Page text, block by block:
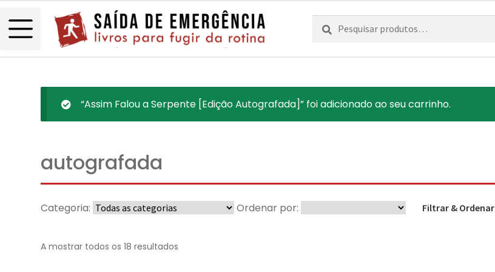
Pesquisar
por:
Pesquisa
“Assim Falou a Serpente [Edição Autografada]” foi adicionado ao seu carrinho.
autografada
Categoria: Ordenar por: Filtrar & Ordenar
A mostrar todos os 18 resultados